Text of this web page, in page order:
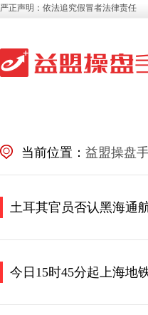
严正声明：依法追究假冒者法律责任
当前位置： 益盟操盘
土耳其官员否认黑海通
今日15时45分起上海地